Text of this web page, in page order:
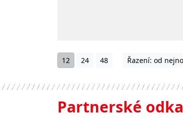
12 24 48 Řazení: od
Partnerské